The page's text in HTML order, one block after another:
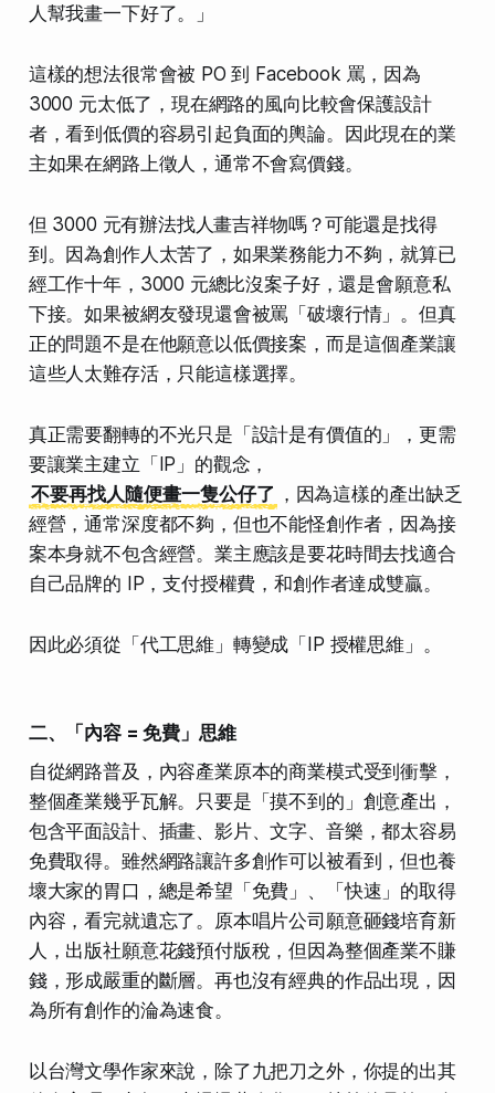
人幫我畫一下好了。」
這樣的想法很常會被 PO 到 Facebook 罵，因為
3000 元太低了，現在網路的風向比較會保護設計
者，看到低價的容易引起負面的輿論。因此現在的業
主如果在網路上徵人，通常不會寫價錢。
但 3000 元有辦法找人畫吉祥物嗎？可能還是找得
到。因為創作人太苦了，如果業務能力不夠，就算已
經工作十年，3000 元總比沒案子好，還是會願意私
下接。如果被網友發現還會被罵「破壞行情」。但真
正的問題不是在他願意以低價接案，而是這個產業讓
這些人太難存活，只能這樣選擇。
真正需要翻轉的不光只是「設計是有價值的」，更需
要讓業主建立「IP」的觀念，
不要再找人隨便畫一隻公仔了 ，因為這樣的產出缺乏
經營，通常深度都不夠，但也不能怪創作者，因為接
案本身就不包含經營。業主應該是要花時間去找適合
自己品牌的 IP，支付授權費，和創作者達成雙贏。
因此必須從「代工思維」轉變成「IP 授權思維」。
二、「內容 = 免費」思維
自從網路普及，內容產業原本的商業模式受到衝擊，
整個產業幾乎瓦解。只要是「摸不到的」創意產出，
包含平面設計、插畫、影片、文字、音樂，都太容易
免費取得。雖然網路讓許多創作可以被看到，但也養
壞大家的胃口，總是希望「免費」、「快速」的取得
內容，看完就遺忘了。原本唱片公司願意砸錢培育新
人，出版社願意花錢預付版稅，但因為整個產業不賺
錢，形成嚴重的斷層。再也沒有經典的作品出現，因
為所有創作的淪為速食。
以台灣文學作家來說，除了九把刀之外，你提的出其